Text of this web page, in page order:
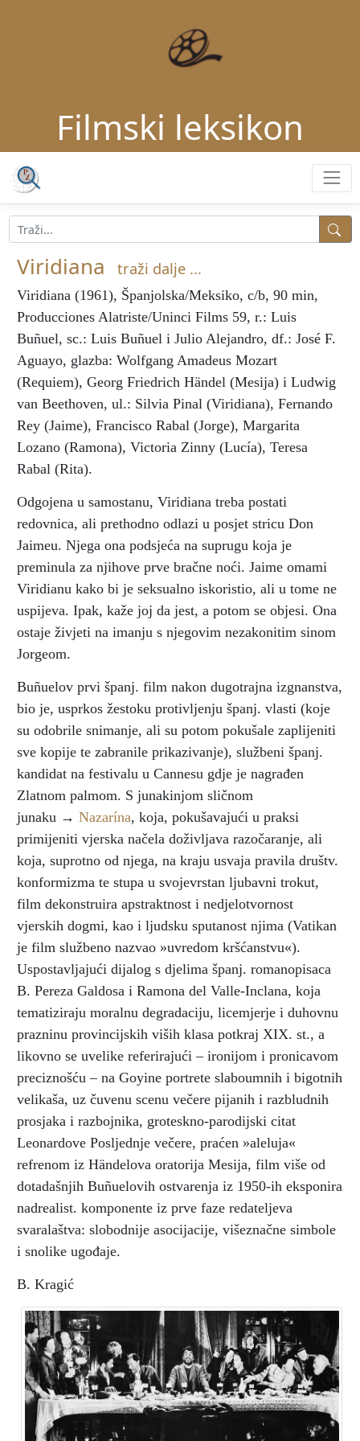
Filmski leksikon
Viridiana traži dalje ...
Viridiana (1961), Španjolska/Meksiko, c/b, 90 min,
Producciones Alatriste/Uninci Films 59, r.: Luis
Buñuel, sc.: Luis Buñuel i Julio Alejandro, df.: José F.
Aguayo, glazba: Wolfgang Amadeus Mozart
(Requiem), Georg Friedrich Händel (Mesija) i Ludwig
van Beethoven, ul.: Silvia Pinal (Viridiana), Fernando
Rey (Jaime), Francisco Rabal (Jorge), Margarita
Lozano (Ramona), Victoria Zinny (Lucía), Teresa
Rabal (Rita).
Odgojena u samostanu, Viridiana treba postati
redovnica, ali prethodno odlazi u posjet stricu Don
Jaimeu. Njega ona podsjeća na suprugu koja je
preminula za njihove prve bračne noći. Jaime omami
Viridianu kako bi je seksualno iskoristio, ali u tome ne
uspijeva. Ipak, kaže joj da jest, a potom se objesi. Ona
ostaje živjeti na imanju s njegovim nezakonitim sinom
Jorgeom.
Buñuelov prvi španj. film nakon dugotrajna izgnanstva,
bio je, usprkos žestoku protivljenju španj. vlasti (koje
su odobrile snimanje, ali su potom pokušale zaplijeniti
sve kopije te zabranile prikazivanje), službeni španj.
kandidat na festivalu u Cannesu gdje je nagrađen
Zlatnom palmom. S junakinjom sličnom
junaku → Nazarína, koja, pokušavajući u praksi
primijeniti vjerska načela doživljava razočaranje, ali
koja, suprotno od njega, na kraju usvaja pravila društv.
konformizma te stupa u svojevrstan ljubavni trokut,
film dekonstruira apstraktnost i nedjelotvornost
vjerskih dogmi, kao i ljudsku sputanost njima (Vatikan
je film službeno nazvao »uvredom kršćanstvu«).
Uspostavljajući dijalog s djelima španj. romanopisaca
B. Pereza Galdosa i Ramona del Valle-Inclana, koja
tematiziraju moralnu degradaciju, licemjerje i duhovnu
prazninu provincijskih viših klasa potkraj XIX. st., a
likovno se uvelike referirajući – ironijom i pronicavom
preciznošću – na Goyine portrete slaboumnih i bigotnih
velikaša, uz čuvenu scenu večere pijanih i razbludnih
prosjaka i razbojnika, groteskno-parodijski citat
Leonardove Posljednje večere, praćen »aleluja«
refrenom iz Händelova oratorija Mesija, film više od
dotadašnjih Buñuelovih ostvarenja iz 1950-ih eksponira
nadrealist. komponente iz prve faze redateljeva
svaralaštva: slobodnije asocijacije, višeznačne simbole
i snolike ugođaje.
B. Kragić